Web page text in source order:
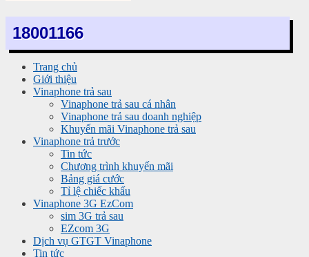
18001166
Trang chủ
Giới thiệu
Vinaphone trả sau
Vinaphone trả sau cá nhân
Vinaphone trả sau doanh nghiệp
Khuyến mãi Vinaphone trả sau
Vinaphone trả trước
Tin tức
Chương trình khuyến mãi
Bảng giá cước
Tỉ lệ chiếc khấu
Vinaphone 3G EzCom
sim 3G trả sau
EZcom 3G
Dịch vụ GTGT Vinaphone
Tin tức